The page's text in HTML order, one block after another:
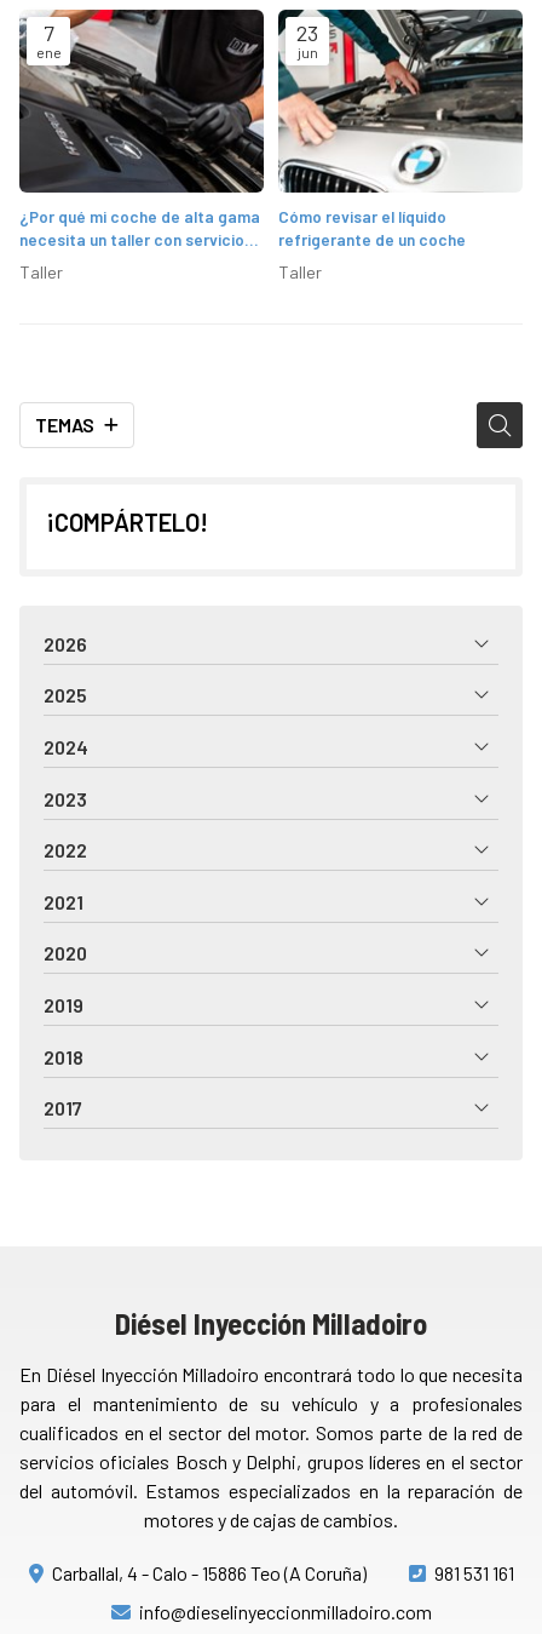
TEMAS
7
ene
¿Por qué mi coche de alta gama
necesita un taller con servicio
técnico oficial?
Taller
23
jun
Cómo revisar el líquido
refrigerante de un coche
Taller
¡COMPÁRTELO!
2026
2025
2024
2023
2022
2021
2020
2019
2018
2017
Diésel Inyección Milladoiro
En Diésel Inyección Milladoiro encontrará todo lo que necesita
para el mantenimiento de su vehículo y a profesionales
cualificados en el sector del motor. Somos parte de la red de
servicios oficiales Bosch y Delphi, grupos líderes en el sector
del automóvil. Estamos especializados en la reparación de
motores y de cajas de cambios.
Carballal, 4 - Calo - 15886 Teo (A Coruña)
981 531 161
info@dieselinyeccionmilladoiro.com